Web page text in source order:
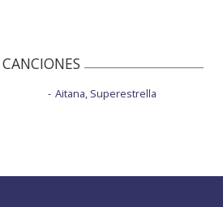
CANCIONES
Aitana, Superestrella